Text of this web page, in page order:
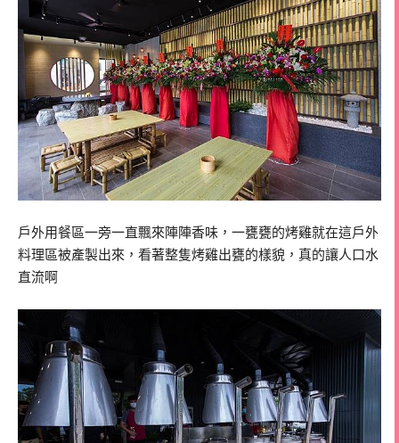
戶外用餐區一旁一直飄來陣陣香味，一甕甕的烤雞就在這戶外
料理區被產製出來，看著整隻烤雞出甕的樣貌，真的讓人口水
直流啊